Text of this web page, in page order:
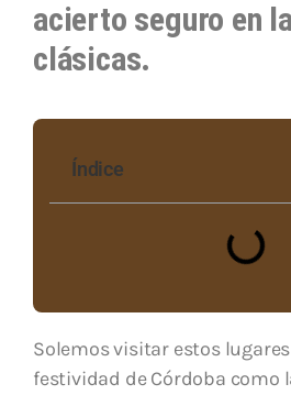
acierto seguro en
clásicas.
Índice
Solemos visitar estos
festividad de Córdoba como